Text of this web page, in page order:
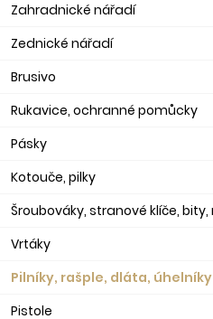
Zahradnické nářadí
Zednické nářadí
Brusivo
Rukavice, ochranné pomůcky
Pásky
Kotouče, pilky
Šroubováky, stranové klíče,
Vrtáky
Pilníky, rašple, dláta, úhelníky
Pistole